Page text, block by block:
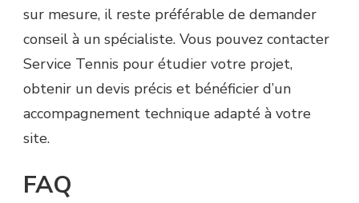
sur mesure, il reste préférable de demander
conseil à un spécialiste. Vous pouvez contacter
Service Tennis pour étudier votre projet,
obtenir un devis précis et bénéficier d’un
accompagnement technique adapté à votre
site.
FAQ